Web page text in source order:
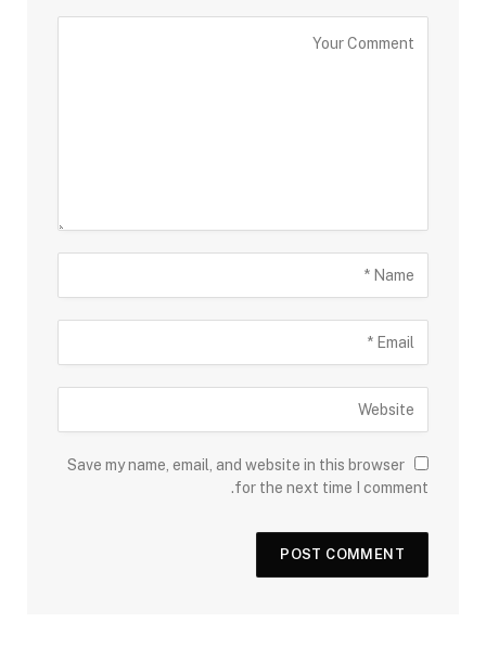
Save my name, email, and website in this browser
for the next time I comment.